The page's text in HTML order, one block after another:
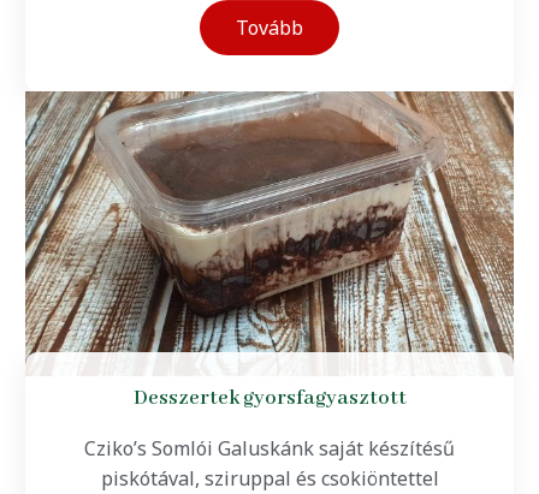
Tovább
Desszertek gyorsfagyasztott
Cziko’s Somlói Galuskánk saját készítésű
piskótával, sziruppal és csokiöntettel